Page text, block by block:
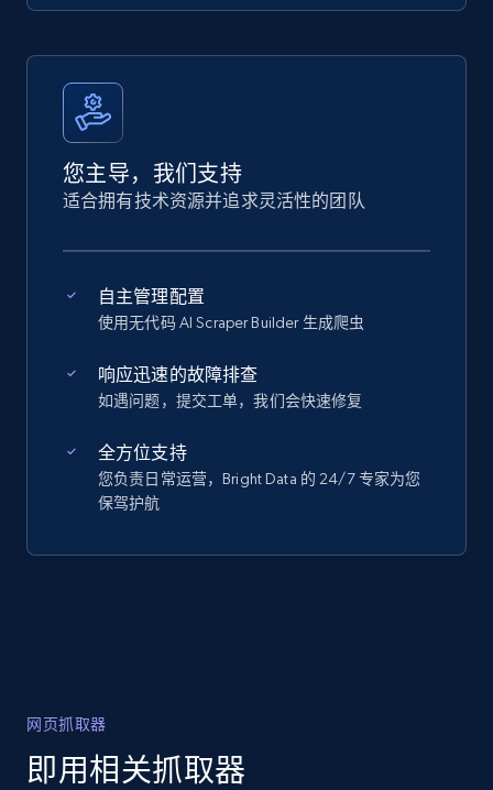
您主导，我们支持
适合拥有技术资源并追求灵活性的团队
自主管理配置
使用无代码 AI Scraper Builder 生成爬虫
响应迅速的故障排查
如遇问题，提交工单，我们会快速修复
全方位支持
您负责日常运营，Bright Data 的 24/7 专家为您
保驾护航
网页抓取器
即用相关抓取器